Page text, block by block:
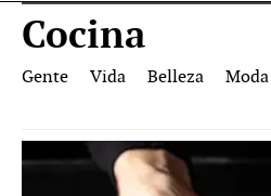
Cocina
Gente Vida Belleza Moda